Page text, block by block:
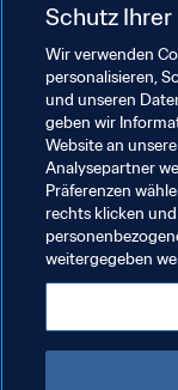
Funktion
Sportmediziner
Ansprechpartner
E-Mail
Telefon
+1 604 822 3614
Adresse
Djavad
3500 – 2215
Schutz
Wir verwenden
personalisieren,
und unseren
geben wir
Website an
Analysepartner
Präferenzen
rechts klicken
weitergegeben